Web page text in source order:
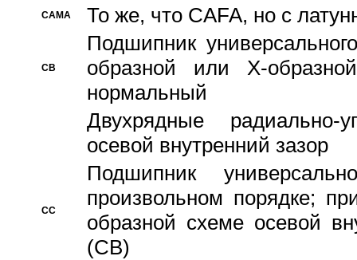
CAMA То же, что CAFA, но с
CB
Подшипник
образной или Х-
нормальный
Двухрядные радиально-
осевой внутренний зазор
CC
Подшипник
произвольном порядке;
образной схеме осевой
(CB)